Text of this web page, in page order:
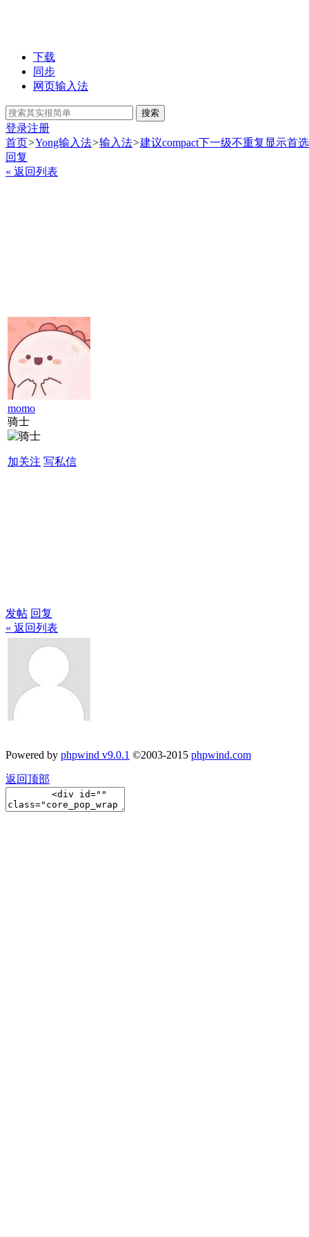
下载
同步
网页输入法
搜索
登录注册
首页>Yong输入法>输入法>建议compact下一级不重复显示首选
回复
« 返回列表
momo
骑士
加关注 写私信
发帖 回复
« 返回列表
Powered by phpwind v9.0.1 ©2003-2015 phpwind.com
返回顶部